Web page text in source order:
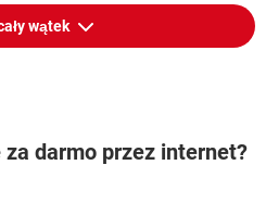
wątek
darmo przez internet?